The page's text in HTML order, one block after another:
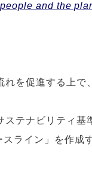
and the
れを促進する上で
テナビリティ基
ライン」を作成